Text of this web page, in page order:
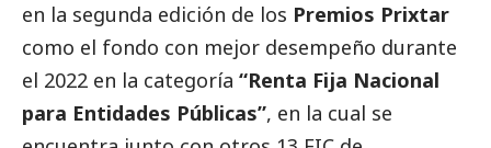
en la segunda edición de los Premios Prixtar
como el fondo con mejor desempeño durante
el 2022 en la categoría “Renta Fija Nacional
para Entidades Públicas”, en la cual se